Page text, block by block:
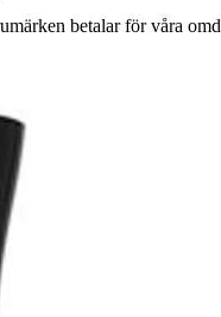
betalar för våra